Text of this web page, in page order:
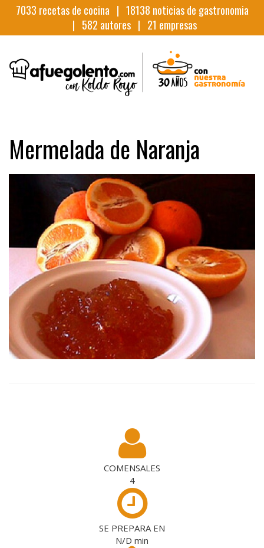
7033 recetas de cocina | 18138 noticias de gastronomia
| 582 autores | 21 empresas
Mermelada de Naranja
COMENSALES
4
SE PREPARA EN
N/D min